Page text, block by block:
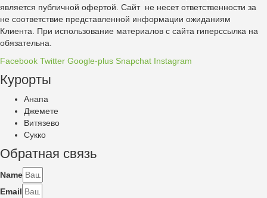
является публичной офертой. Сайт не несет ответственности за
не соответствие представленной информации ожиданиям
Клиента. При использование материалов с сайта гиперссылка на
обязательна.
Facebook Twitter Google-plus Snapchat Instagram
Курорты
Анапа
Джемете
Витязево
Сукко
Обратная связь
Name
Email